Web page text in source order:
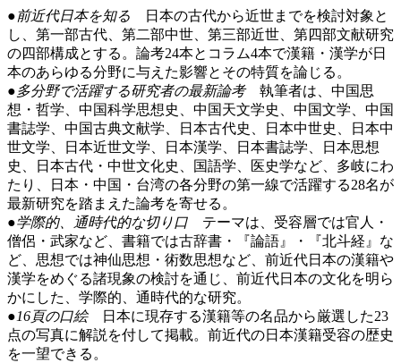
●前近代日本を知る 日本の古代から近世までを検討対象と
し、第一部古代、第二部中世、第三部近世、第四部文献研究
の四部構成とする。論考24本とコラム4本で漢籍・漢学が日
本のあらゆる分野に与えた影響とその特質を論じる。
●多分野で活躍する研究者の最新論考執筆者は、中国思
想・哲学、中国科学思想史、中国天文学史、中国文学、中国
書誌学、中国古典文献学、日本古代史、日本中世史、日本中
世文学、日本近世文学、日本漢学、日本書誌学、日本思想
史、日本古代・中世文化史、国語学、医史学など、多岐にわ
たり、日本・中国・台湾の各分野の第一線で活躍する28名が
最新研究を踏まえた論考を寄せる。
●学際的、通時代的な切り口 テーマは、受容層では官人・
僧侶・武家など、書籍では古辞書・『論語』・『北斗経』な
ど、思想では神仙思想・術数思想など、前近代日本の漢籍や
漢学をめぐる諸現象の検討を通じ、前近代日本の文化を明ら
かにした、学際的、通時代的な研究。
●16頁の口絵日本に現存する漢籍等の名品から厳選した23
点の写真に解説を付して掲載。前近代の日本漢籍受容の歴史
を一望できる。